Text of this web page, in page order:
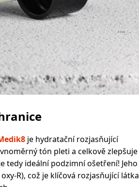
je hydratační rozjasňující
tón pleti a celkově zlepšuje
tedy ideální podzimní ošetření! Jeho
R), což je klíčová rozjasňující látka